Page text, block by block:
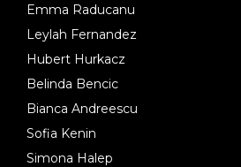
Emma Raducanu
Leylah Fernandez
Hubert Hurkacz
Belinda Bencic
Bianca Andreescu
Sofia Kenin
Simona Halep